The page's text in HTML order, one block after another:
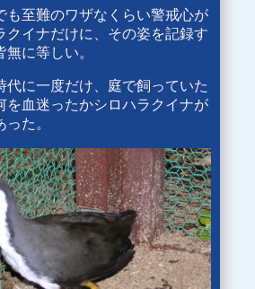
至難のワザなくらい警戒心が
クイナだけに、その姿を記録す
に等しい。
に一度だけ、庭で飼っていた
を血迷ったかシロハラクイナが
た。